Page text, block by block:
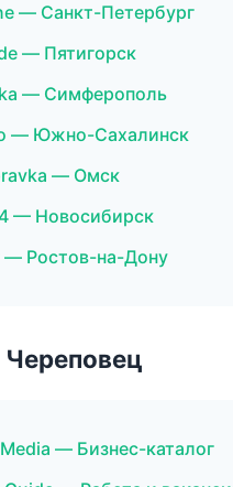
— Санкт-Петербург
— Пятигорск
— Симферополь
— Южно-Сахалинск
— Омск
— Новосибирск
— Ростов-на-Дону
— Бизнес-каталог